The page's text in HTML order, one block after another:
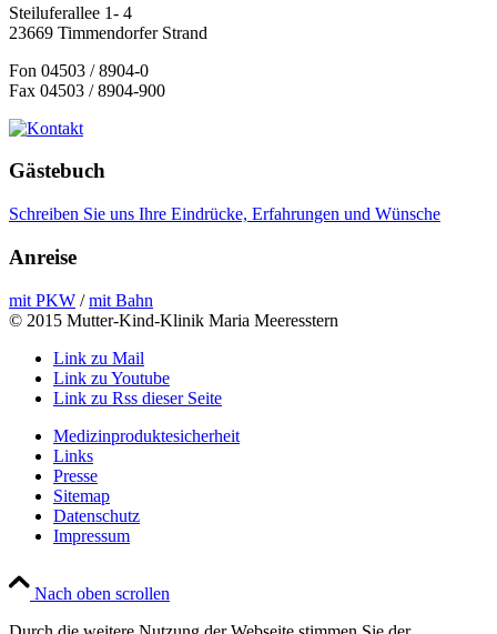
Steiluferallee 1- 4
23669 Timmendorfer Strand
Fon 04503 / 8904-0
Fax 04503 / 8904-900
Gästebuch
Schreiben Sie uns Ihre Eindrücke, Erfahrungen und Wünsche
Anreise
mit PKW /mit Bahn
© 2015 Mutter-Kind-Klinik Maria Meeresstern
Link zu Mail
Link zu Youtube
Link zu Rss dieser Seite
Medizinproduktesicherheit
Links
Presse
Sitemap
Datenschutz
Impressum
Nach oben scrollen